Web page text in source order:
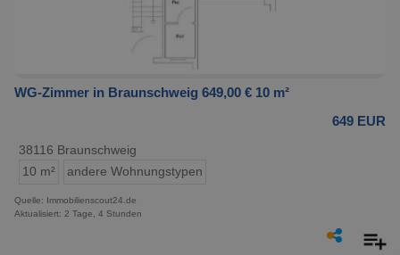
WG-Zimmer in Braunschweig 649,00 € 10 m²
649 EUR
38116 Braunschweig
10 m²
andere Wohnungstypen
Quelle: Immobilienscout24.de
Aktualisiert: 2 Tage, 4 Stunden